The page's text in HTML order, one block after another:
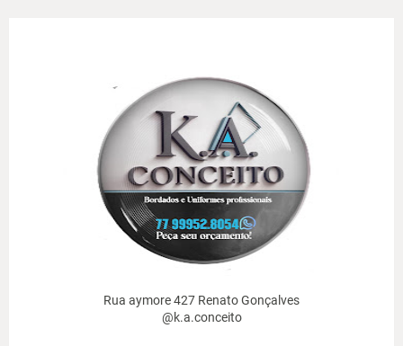
Rua aymore 427 Renato Gonçalves
@k.a.conceito